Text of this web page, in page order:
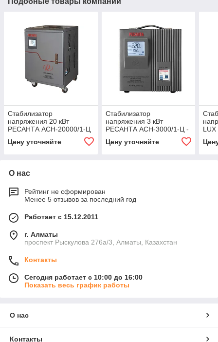
Стабилизатор
напряжения 20 кВт
РЕСАНТА ACH-20000/1-Ц
Цену уточняйте
Стабилизатор
напряжения 3 кВт
РЕСАНТА ACH-3000/1-Ц -
Цену уточняйте
О нас
Рейтинг не сформирован
Менее 5 отзывов за последний год
Работает с 15.12.2011
г. Алматы
проспект Рыскулова 276а/3, Алматы, Казахстан
Контакты
Сегодня работает с 10:00 до 16:00
Показать весь график работы
О нас
Контакты